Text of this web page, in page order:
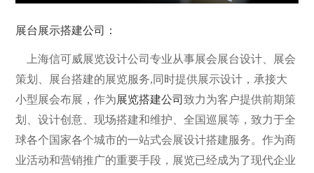
展台展示搭建公司：
上海信可威展览设计公司专业从事展会展台设计、展会
策划、展台搭建的展览服务,同时提供展示设计，承接大
小型展会布展，作为展览搭建公司致力为客户提供前期策
划、设计创意、现场搭建和维护、全国巡展等，致力于全
球各个国家各个城市的一站式会展设计搭建服务。作为商
业活动和营销推广的重要手段，展览已经成为了现代企业